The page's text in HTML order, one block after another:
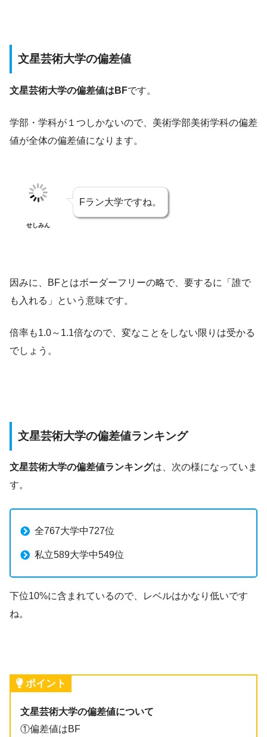
文星芸術大学の偏差値
文星芸術大学の偏差値はBFです。
学部・学科が１つしかないので、美術学部美術学科の偏差
値が全体の偏差値になります。
せしみん
Fラン大学ですね。
因みに、BFとはボーダーフリーの略で、要するに「誰で
も入れる」という意味です。
倍率も1.0～1.1倍なので、変なことをしない限りは受かる
でしょう。
文星芸術大学の偏差値ランキング
文星芸術大学の偏差値ランキングは、次の様になっていま
す。
全767大学中727位
私立589大学中549位
下位10%に含まれているので、レベルはかなり低いです
ね。
ポイント
文星芸術大学の偏差値について
①偏差値はBF